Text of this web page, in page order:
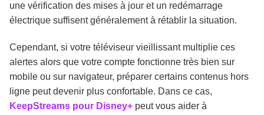
une vérification des mises à jour et un redémarrage
électrique suffisent généralement à rétablir la situation.
Cependant, si votre téléviseur vieillissant multiplie ces
alertes alors que votre compte fonctionne très bien sur
mobile ou sur navigateur, préparer certains contenus hors
ligne peut devenir plus confortable. Dans ce cas,
KeepStreams pour Disney+ peut vous aider à